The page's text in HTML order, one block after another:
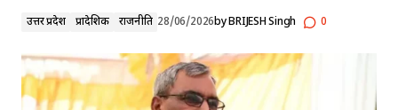
उत्तर प्रदेश प्रादेशिक राजनीति 28/06/2026byBRIJESH Singh 0